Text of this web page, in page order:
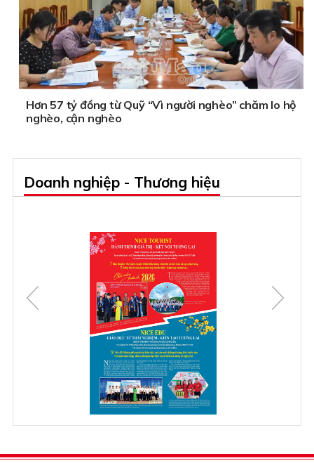
Hơn 57 tỷ đồng từ Quỹ “Vì người nghèo” chăm lo hộ
nghèo, cận nghèo
Doanh nghiệp - Thương hiệu